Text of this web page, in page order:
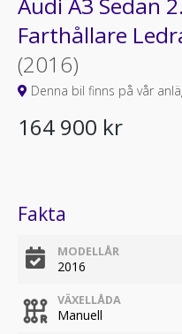
Farthållare
(2016)
Denna bil finns på vår
164 900 kr
Fakta
MODELLÅR
2016
VÄXELLÅDA
Manuell